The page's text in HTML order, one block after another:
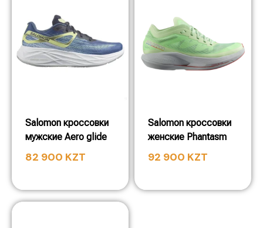
Salomon кроссовки
мужские Aero glide
82 900 KZT
Salomon кроссовки
женские Phantasm
92 900 KZT